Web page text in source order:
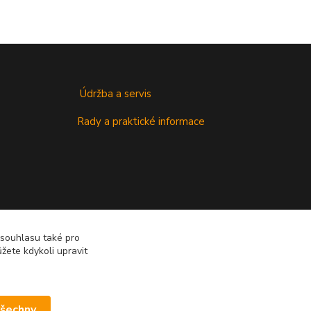
Údržba a servis
Rady a praktické informace
také pro
kdykoli upravit